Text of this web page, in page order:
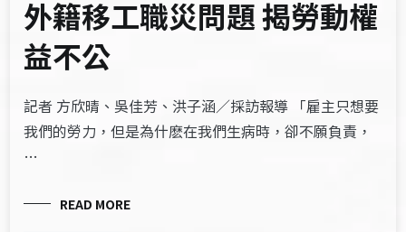
外籍移工職災問題 揭勞動權
益不公
記者 方欣晴、吳佳芳、洪子涵／採訪報導 「雇主只想要
我們的勞力，但是為什麽在我們生病時，卻不願負責，
…
READ MORE